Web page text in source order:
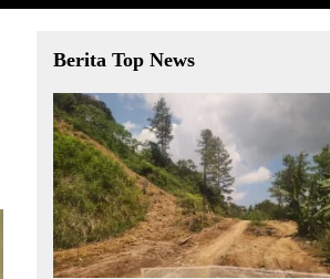
Berita Top News